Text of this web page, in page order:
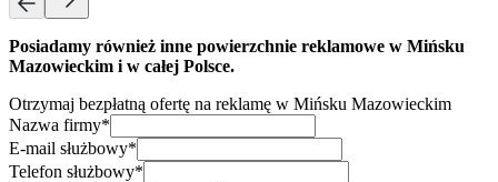
Posiadamy również inne powierzchnie reklamowe w Mińsku
Mazowieckim i w całej Polsce.
Otrzymaj bezpłatną ofertę na reklamę w Mińsku Mazowieckim
Nazwa firmy*
E-mail służbowy*
Telefon służbowy*